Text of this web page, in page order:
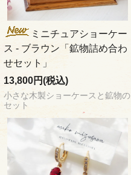
ミニチュアショーケー
ス - ブラウン「鉱物詰め合わ
せセット」
13,800円(税込)
小さな木製ショーケースと鉱物の
セット